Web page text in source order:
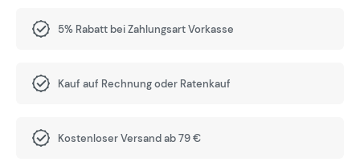
5% Rabatt bei Zahlungsart Vorkasse
Kauf auf Rechnung oder Ratenkauf
Kostenloser Versand ab 79 €